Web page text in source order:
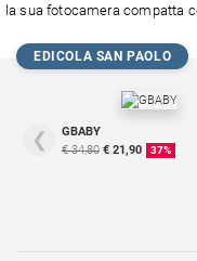
la sua fotocamera compatta
EDICOLA SAN PAOLO
❮
GBABY
€ 34,80 € 21,90 37%